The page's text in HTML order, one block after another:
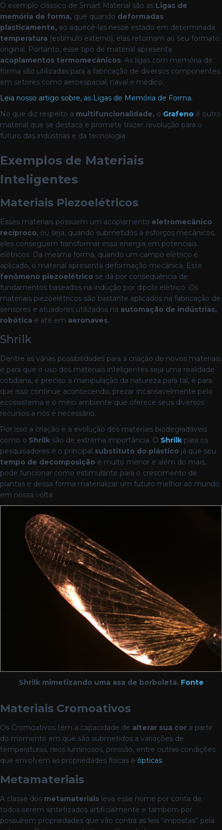
O exemplo clássico de Smart Material são as Ligas de
memória de forma, que quando deformadas
plasticamente, ao aquecê-las nesse estado em determinada
temperatura (estímulo externo), elas retornam ao seu formato
original. Portanto, esse tipo de material apresenta
acoplamentos termomecânicos. As ligas com memória de
forma são utilizadas para a fabricação de diversos componentes
em setores como aeroespacial, naval e médico.
Leia nosso artigo sobre, as Ligas de Memória de Forma.
No que diz respeito a multifuncionalidade, o Grafeno é outro
material que se destaca e promete trazer revolução para o
futuro das indústrias e da tecnologia.
Exemplos de Materiais
Inteligentes
Materiais Piezoelétricos
Esses materiais possuem um acoplamento eletromecânico
recíproco, ou seja, quando submetidos a esforços mecânicos,
eles conseguem transformar essa energia em potenciais
elétricos. Da mesma forma, quando um campo elétrico é
aplicado, o material apresenta deformação mecânica. Este
fenômeno piezoelétrico se dá por consequência de
fundamentos baseados na indução por dipolo elétrico. Os
materiais piezoelétricos são bastante aplicados na fabricação de
sensores e atuadores utilizados na automação de indústrias,
robótica e até em aeronaves.
Shrilk
Dentre as várias possibilidades para a criação de novos materiais
e para que o uso dos materiais inteligentes seja uma realidade
cotidiana, é preciso a manipulação da natureza para tal, e para
que isso continue acontecendo, prezar incansavelmente pelo
ecossistema e o meio ambiente que oferece seus diversos
recursos a nós é necessário.
Por isso a criação e a evolução dos materiais biodegradáveis
como o Shrilk são de extrema importância. O Shrilk para os
pesquisadores é o principal substituto do plástico já que seu
tempo de decomposição é muito menor e além do mais,
pode funcionar como estimulante para o crescimento de
plantas e dessa forma materializar um futuro melhor ao mundo
em nossa volta.
Shrilk mimetizando uma asa de borboleta. Fonte
Materiais Cromoativos
Os Cromoativos têm a capacidade de alterar sua cor a partir
do momento em que são submetidos a variações de
temperaturas, raios luminosos, pressão, entre outras condições
que envolvem as propriedades físicas e ópticas.
Metamateriais
A classe dos metamateriais leva esse nome por conta de
todos serem sintetizados artificialmente e também por
possuírem propriedades que vão contra as leis “impostas” pela